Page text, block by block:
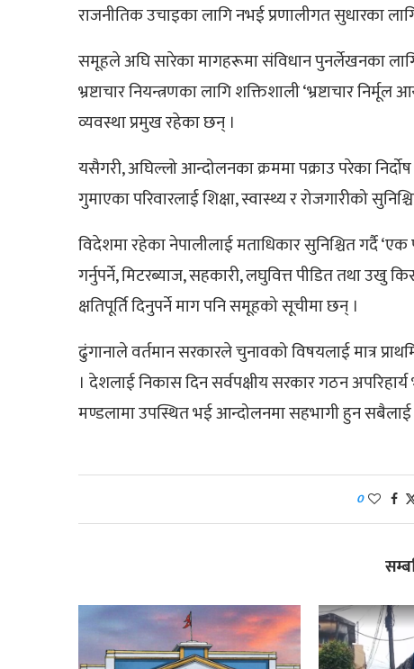
राजनीतिक उचाइका लागि नभई प्रणालीगत सुधारका
समूहले अघि सारेका मागहरूमा संविधान पुनर्लेखनका
भ्रष्टाचार नियन्त्रणका लागि शक्तिशाली ‘भ्रष्टाचार
व्यवस्था प्रमुख रहेका छन् ।
यसैगरी, अघिल्लो आन्दोलनका क्रममा पक्राउ परेका
गुमाएका परिवारलाई शिक्षा, स्वास्थ्य र रोजगारीको
विदेशमा रहेका नेपालीलाई मताधिकार सुनिश्चित गर्दै
गर्नुपर्ने, मिटरब्याज, सहकारी, लघुवित्त पीडित तथा उखु
क्षतिपूर्ति दिनुपर्ने माग पनि समूहको सूचीमा छन् ।
ढुंगानाले वर्तमान सरकारले चुनावको विषयलाई मात्र
। देशलाई निकास दिन सर्वपक्षीय सरकार गठन
मण्डलामा उपस्थित भई आन्दोलनमा सहभागी हुन
0